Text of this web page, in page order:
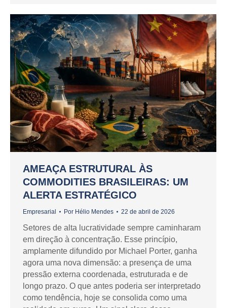
AMEAÇA ESTRUTURAL ÀS
COMMODITIES BRASILEIRAS: UM
ALERTA ESTRATÉGICO
Empresarial Por Hélio Mendes 22 de abril de 2026
Setores de alta lucratividade sempre caminharam
em direção à concentração. Esse princípio,
amplamente difundido por Michael Porter, ganha
agora uma nova dimensão: a presença de uma
pressão externa coordenada, estruturada e de
longo prazo. O que antes poderia ser interpretado
como tendência, hoje se consolida como uma